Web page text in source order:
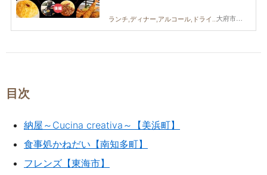
大府市,半田市,常滑市,武豊町
ランチ,ディナー,アルコール,ドライブ,旅行,観光,知多半島レポ
目次
納屋～Cucina creativa～【美浜町】
食事処かねだい【南知多町】
フレンズ【東海市】